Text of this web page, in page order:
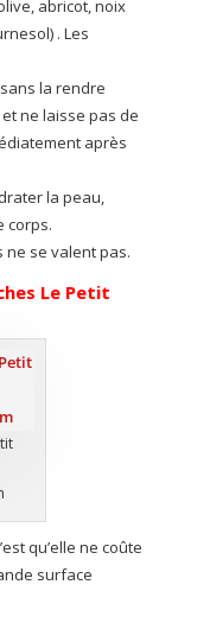
abricot, noix
. Les
la rendre
ne laisse pas de
après
la peau,
corps.
ne se valent pas.
Le Petit
qu’elle ne coûte
surface